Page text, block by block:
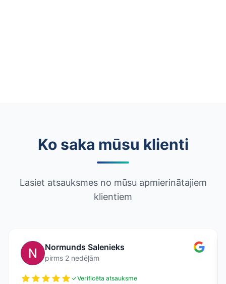
Ko saka mūsu klienti
Lasiet atsauksmes no mūsu apmierinātajiem
klientiem
Normunds Salenieks
pirms 2 nedēļām
Verificēta atsauksme